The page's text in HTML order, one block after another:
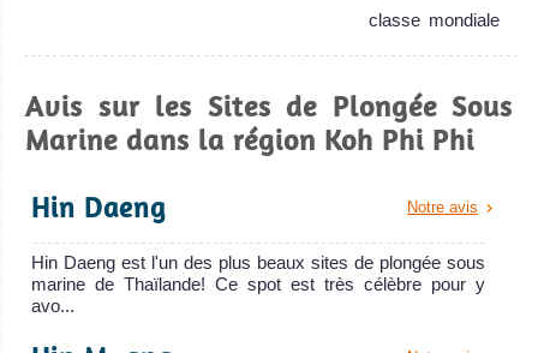
classe mondiale
de la Mer
Koh Phi Phi Avis
sur la plongée
Avis sur les Sites de Plongée Sous
Marine dans la région Koh Phi Phi
Notre avis
Hin Daeng
Hin Daeng est l'un des plus beaux sites de plongée sous
marine de Thaïlande! Ce spot est très célèbre pour y
avo...